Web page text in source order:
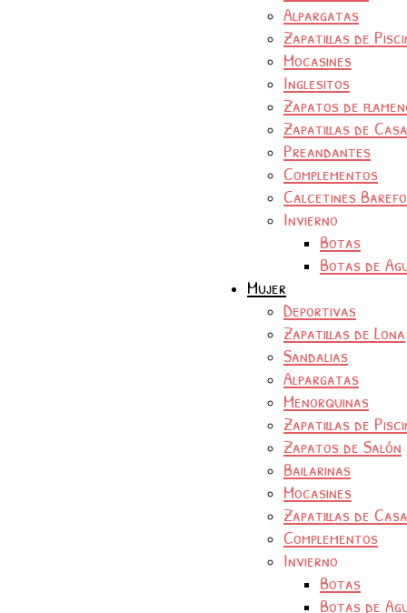
Alpargatas
Zapatillas de
Mocasines
Inglesitos
Zapatos de
Zapatillas de Casa
Preandantes
Complementos
Calcetines
Invierno
Botas
Botas de
Mujer
Deportivas
Zapatillas de Lona
Sandalias
Alpargatas
Menorquinas
Zapatillas de
Zapatos de Salón
Bailarinas
Mocasines
Zapatillas de Casa
Complementos
Invierno
Botas
Botas de